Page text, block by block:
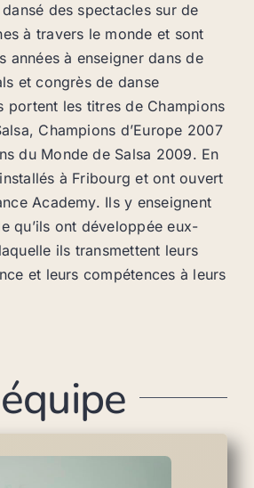
des spectacles sur de
à travers le monde et sont
années à enseigner dans de
et congrès de danse
portent les titres de Champions
Champions d’Europe 2007
du Monde de Salsa 2009. En
à Fribourg et ont ouvert
Academy. Ils y enseignent
qu’ils ont développée eux-
ils transmettent leurs
et leurs compétences à leurs